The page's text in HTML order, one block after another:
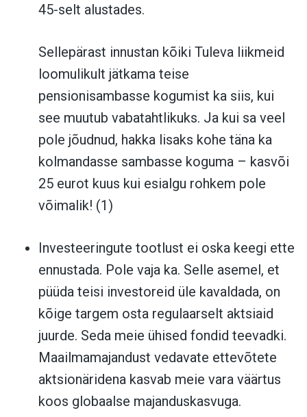
45-selt alustades.
Sellepärast innustan kõiki Tuleva liikmeid
loomulikult jätkama teise
pensionisambasse kogumist ka siis, kui
see muutub vabatahtlikuks. Ja kui sa veel
pole jõudnud, hakka lisaks kohe täna ka
kolmandasse sambasse koguma – kasvõi
25 eurot kuus kui esialgu rohkem pole
võimalik! (1)
Investeeringute tootlust ei oska keegi ette
ennustada. Pole vaja ka. Selle asemel, et
püüda teisi investoreid üle kavaldada, on
kõige targem osta regulaarselt aktsiaid
juurde. Seda meie ühised fondid teevadki.
Maailmamajandust vedavate ettevõtete
aktsionäridena kasvab meie vara väärtus
koos globaalse majanduskasvuga.